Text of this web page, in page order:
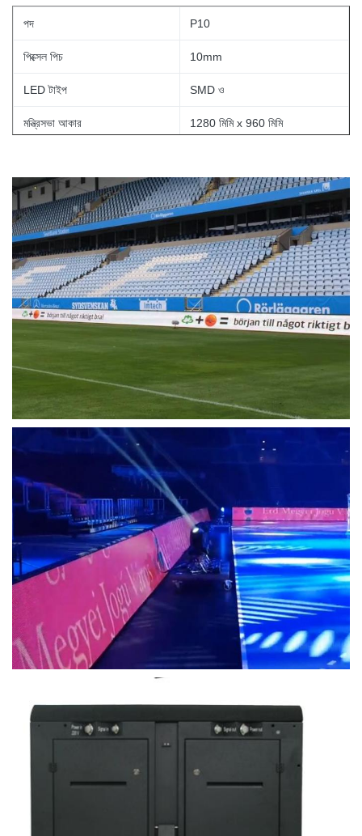
পদ P10
পিক্সেল পিচ 10mm
LED টাইপ SMD ও
মন্ত্রিসভা আকার 1280 মিমি x 960 মিমি
আইপি গ্রেড IP65
রিফ্রেশ রেট
ধূসর স্কেল 14 বিট